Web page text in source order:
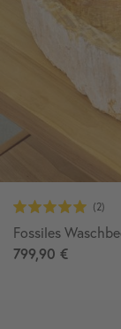
Fossiles
799,90 €